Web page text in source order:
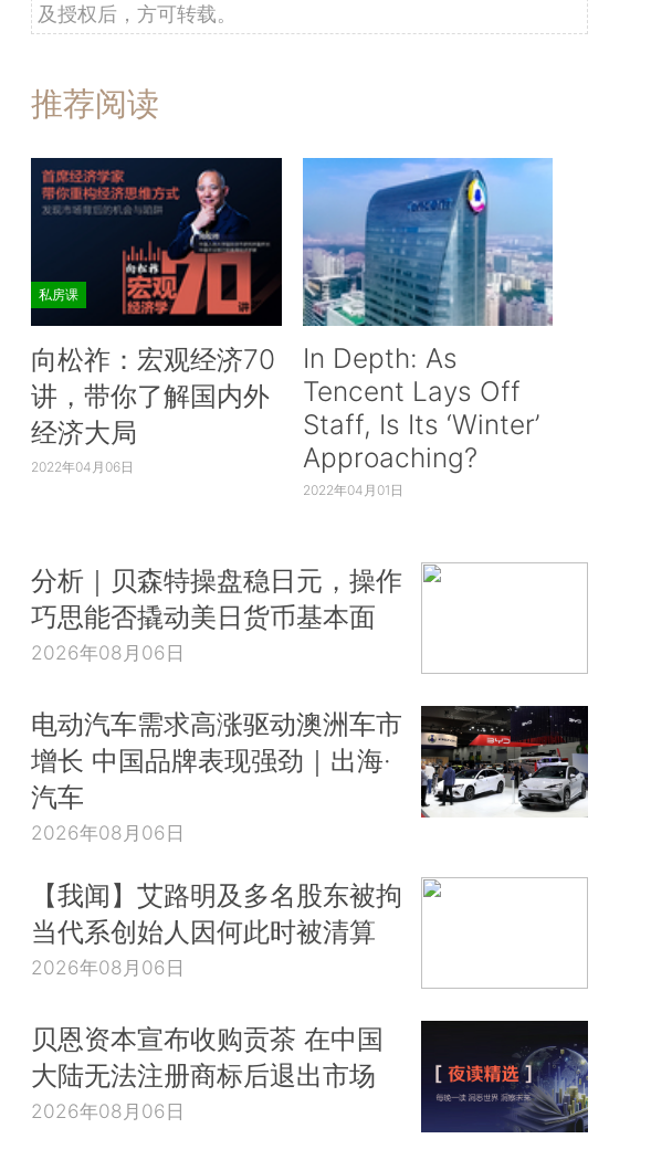
及授权后，方可转载。
推荐阅读
私房课
向松祚：宏观经济70
讲，带你了解国内外
经济大局
2022年04月06日
In Depth: As
Tencent Lays Off
Staff, Is Its ‘Winter’
Approaching?
2022年04月01日
分析｜贝森特操盘稳日元，操作
巧思能否撬动美日货币基本面
2026年08月06日
电动汽车需求高涨驱动澳洲车市
增长 中国品牌表现强劲｜出海·
汽车
2026年08月06日
【我闻】艾路明及多名股东被拘
当代系创始人因何此时被清算
2026年08月06日
贝恩资本宣布收购贡茶 在中国
大陆无法注册商标后退出市场
2026年08月06日